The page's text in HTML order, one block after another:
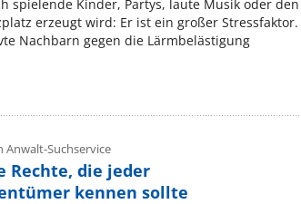
spielende Kinder, Partys, laute Musik oder den
erzeugt wird: Er ist ein großer Stressfaktor.
Nachbarn gegen die Lärmbelästigung
Suchservice
Rechte, die jeder
kennen sollte